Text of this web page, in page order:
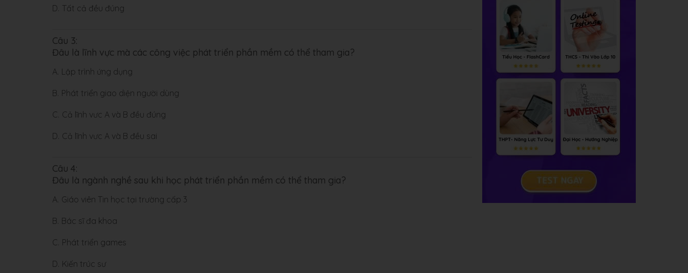
D. Tất cả đều đúng
Câu 3:
Đâu là lĩnh vực mà các công việc phát triển phần mềm có thể tham gia?
A. Lập trình ứng dụng
B. Phát triển giao diện người dùng
C. Cả lĩnh vưc A và B đều đúng
D. Cả lĩnh vưc A và B đều sai
Câu 4:
Đâu là ngành nghề sau khi học phát triển phần mềm có thể tham gia?
A. Giáo viên Tin học tại trường cấp 3
B. Bác sĩ đa khoa
C. Phát triển games
D. Kiến trúc sư